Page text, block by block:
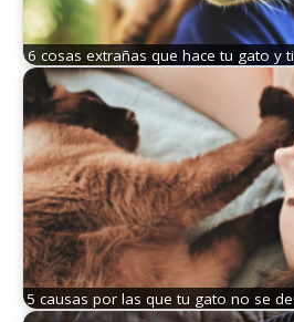
6 cosas extrañas que hace tu gato y
5 causas por las que tu gato no se